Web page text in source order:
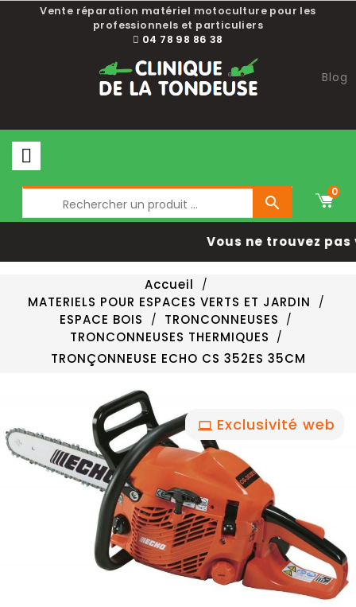
Vente réparation matériel motoculture pour les
professionnels et particuliers
04 78 98 86 38
Blog

0
Vous ne trouvez
Accueil
MATERIELS POUR ESPACES VERTS ET JARDIN
ESPACE BOIS
TRONCONNEUSES
TRONCONNEUSES THERMIQUES
TRONÇONNEUSE ECHO CS 352ES 35CM
Exclusivité web